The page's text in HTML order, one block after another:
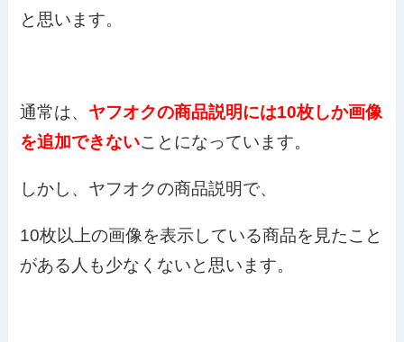
と思います。
通常は、 ヤフオクの商品説明には10枚しか画像
を追加できないことになっています。
しかし、ヤフオクの商品説明で、
10枚以上の画像を表示している商品を見たこと
がある人も少なくないと思います。